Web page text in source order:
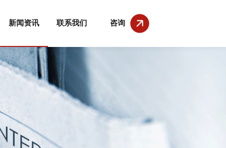
新闻资讯 联系我们 咨询